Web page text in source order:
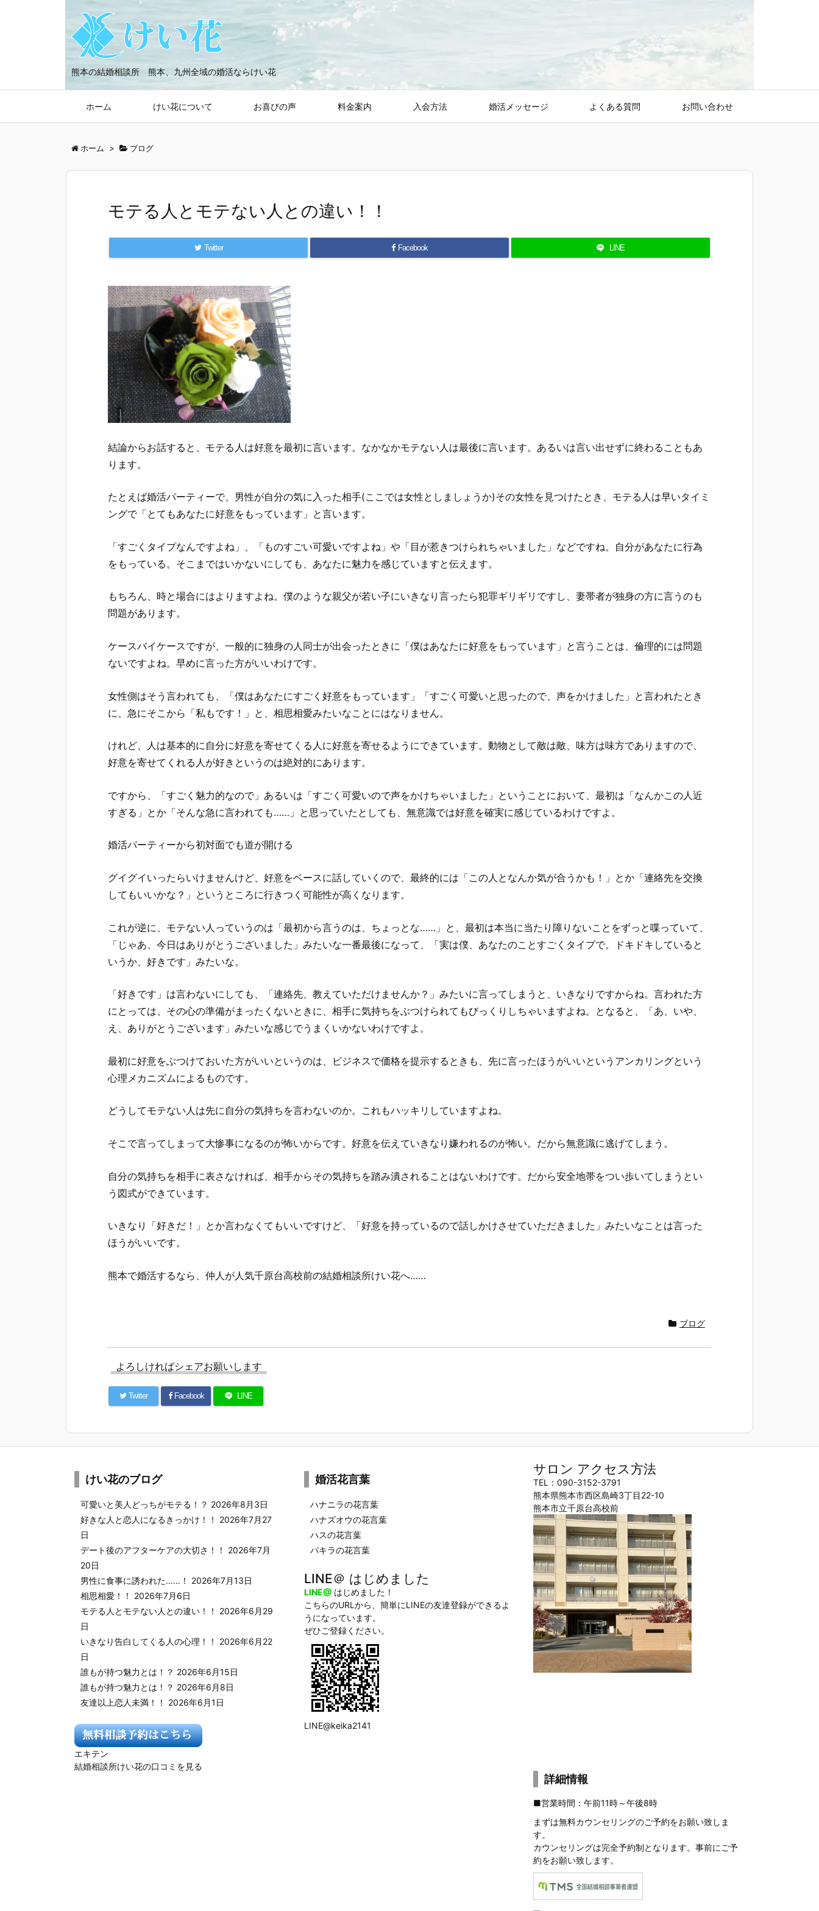
熊本の結婚相談所 熊本、九州全域の婚活ならけい花
ホーム けい花について お喜びの声 料金案内 入会方法 婚活メッセージ よくある質問 お問い合わせ
ホーム > ブログ
モテる人とモテない人との違い！！
Twitter Facebook LINE
結論からお話すると、モテる人は好意を最初に言います。なかなかモテない人は最後に言います。あるいは言い出せずに終わることもあ
ります。
たとえば婚活パーティーで、男性が自分の気に入った相手(ここでは女性としましょうか)その女性を見つけたとき、モテる人は早いタイミ
ングで「とてもあなたに好意をもっています」と言います。
「すごくタイプなんですよね」、「ものすごい可愛いですよね」や「目が惹きつけられちゃいました」などですね。自分があなたに行為
をもっている。そこまではいかないにしても、あなたに魅力を感じていますと伝えます。
もちろん、時と場合にはよりますよね。僕のような親父が若い子にいきなり言ったら犯罪ギリギリですし、妻帯者が独身の方に言うのも
問題があります。
ケースバイケースですが、一般的に独身の人同士が出会ったときに「僕はあなたに好意をもっています」と言うことは、倫理的には問題
ないですよね。早めに言った方がいいわけです。
女性側はそう言われても、「僕はあなたにすごく好意をもっています」「すごく可愛いと思ったので、声をかけました」と言われたとき
に、急にそこから「私もです！」と、相思相愛みたいなことにはなりません。
けれど、人は基本的に自分に好意を寄せてくる人に好意を寄せるようにできています。動物として敵は敵、味方は味方でありますので、
好意を寄せてくれる人が好きというのは絶対的にあります。
ですから、「すごく魅力的なので」あるいは「すごく可愛いので声をかけちゃいました」ということにおいて、最初は「なんかこの人近
すぎる」とか「そんな急に言われても……」と思っていたとしても、無意識では好意を確実に感じているわけですよ。
婚活パーティーから初対面でも道が開ける
グイグイいったらいけませんけど、好意をベースに話していくので、最終的には「この人となんか気が合うかも！」とか「連絡先を交換
してもいいかな？」というところに行きつく可能性が高くなります。
これが逆に、モテない人っていうのは「最初から言うのは、ちょっとな……」と、最初は本当に当たり障りないことをずっと喋っていて、
「じゃあ、今日はありがとうございました」みたいな一番最後になって、「実は僕、あなたのことすごくタイプで。ドキドキしていると
いうか、好きです」みたいな。
「好きです」は言わないにしても、「連絡先、教えていただけませんか？」みたいに言ってしまうと、いきなりですからね。言われた方
にとっては、その心の準備がまったくないときに、相手に気持ちをぶつけられてもびっくりしちゃいますよね。となると、「あ、いや、
え、ありがとうございます」みたいな感じでうまくいかないわけですよ。
最初に好意をぶつけておいた方がいいというのは、ビジネスで価格を提示するときも、先に言ったほうがいいというアンカリングという
心理メカニズムによるものです。
どうしてモテない人は先に自分の気持ちを言わないのか。これもハッキリしていますよね。
そこで言ってしまって大惨事になるのが怖いからです。好意を伝えていきなり嫌われるのが怖い。だから無意識に逃げてしまう。
自分の気持ちを相手に表さなければ、相手からその気持ちを踏み潰されることはないわけです。だから安全地帯をつい歩いてしまうとい
う図式ができています。
いきなり「好きだ！」とか言わなくてもいいですけど、「好意を持っているので話しかけさせていただきました」みたいなことは言った
ほうがいいです。
熊本で婚活するなら、仲人が人気千原台高校前の結婚相談所けい花へ……
ブログ
よろしければシェアお願いします
Twitter Facebook LINE
けい花のブログ
可愛いと美人どっちがモテる！？ 2026年8月3日
好きな人と恋人になるきっかけ！！
2026年7月27
日
デート後のアフターケアの大切さ！！
2026年7月
20日
男性に食事に誘われた……！
2026年7月13日
相思相愛！！
2026年7月6日
モテる人とモテない人との違い！！
2026年6月29
日
いきなり告白してくる人の心理！！
2026年6月22
日
誰もが持つ魅力とは！？ 2026年6月15日
誰もが持つ魅力とは！？ 2026年6月8日
友達以上恋人未満！！
2026年6月1日
エキテン
結婚相談所けい花の口コミを見る
婚活花言葉
ハナニラの花言葉
ハナズオウの花言葉
ハスの花言葉
パキラの花言葉
LINE＠ はじめました
LINE@はじめました！
こちらのURLから、簡単にLINEの友達登録ができるよ
うになっています。
ぜひご登録ください。
LINE@keika2141
サロン アクセス方法
TEL：090-3152-3791
熊本県熊本市西区島崎3丁目22-10
熊本市立千原台高校前
詳細情報
■営業時間：午前11時～午後8時
まずは無料カウンセリングのご予約をお願い致しま
す。
カウンセリングは完全予約制となります。事前にご予
約をお願い致します。